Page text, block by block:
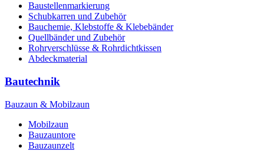
Baustellenmarkierung
Schubkarren und Zubehör
Bauchemie, Klebstoffe & Klebebänder
Quellbänder und Zubehör
Rohrverschlüsse & Rohrdichtkissen
Abdeckmaterial
Bautechnik
Bauzaun & Mobilzaun
Mobilzaun
Bauzauntore
Bauzaunzelt